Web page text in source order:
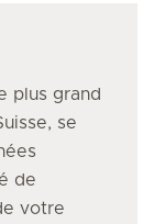
plus grand
se
de
votre